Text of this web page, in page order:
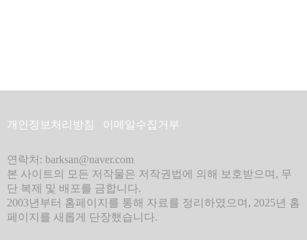
개인정보처리방침 이메일수집거부
연락처: barksan@naver.com
본 사이트의 모든 저작물은 저작권법에 의해 보호받으며, 무
단 복제 및 배포를 금합니다.
2003년부터 홈페이지를 통해 자료를 정리하였으며, 2025년 홈
페이지를 새롭게 단장했습니다.